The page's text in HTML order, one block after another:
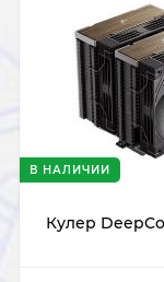
Кулер
В НАЛИЧИИ